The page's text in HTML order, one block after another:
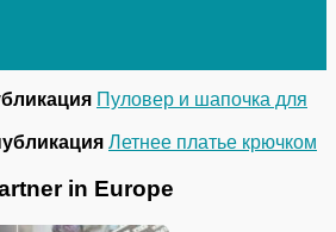
Пуловер и шапочка для
Летнее платье крючком
in Europe